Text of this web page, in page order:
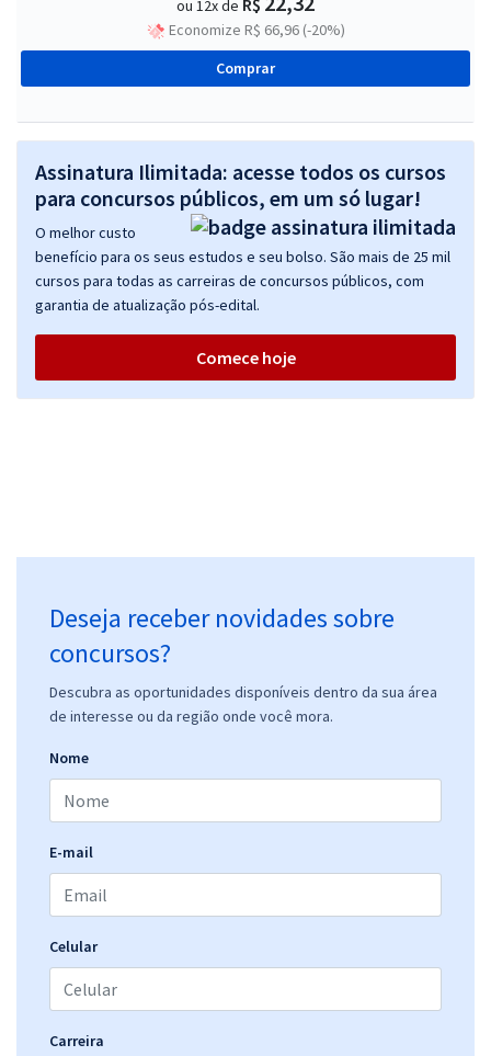
ou 12x de R$
Economize R$ 66,96 (-20%)
Comprar
Assinatura Ilimitada: acesse todos os cursos
para concursos públicos, em um só lugar!
O melhor custo
benefício para os seus estudos e seu bolso. São mais de 25 mil
cursos para todas as carreiras de concursos públicos, com
garantia de atualização pós-edital.
Comece hoje
Deseja receber novidades sobre
concursos?
Descubra as oportunidades disponíveis dentro da sua área
de interesse ou da região onde você mora.
Nome
E-mail
Celular
Carreira